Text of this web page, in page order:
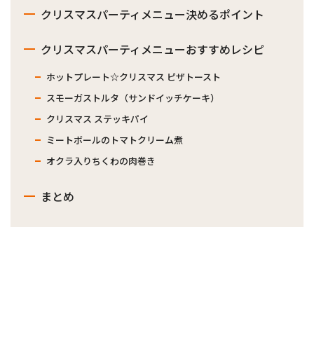
クリスマスパーティメニュー決めるポイント
クリスマスパーティメニューおすすめレシピ
ホットプレート☆クリスマス ピザトースト
スモーガストルタ（サンドイッチケーキ）
クリスマス ステッキパイ
ミートボールのトマトクリーム煮
オクラ入りちくわの肉巻き
まとめ